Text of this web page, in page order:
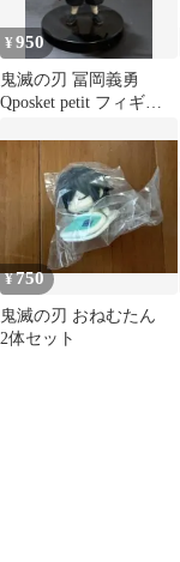
¥950
鬼滅の刃 冨岡義勇
Qposket petit フィギュ
¥750
鬼滅の刃 おねむたん
2体セット